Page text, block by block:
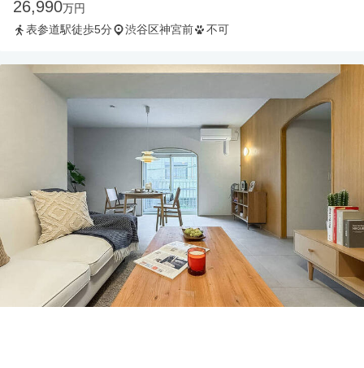
26,990万円
表参道駅徒歩5分
渋谷区神宮前 不可